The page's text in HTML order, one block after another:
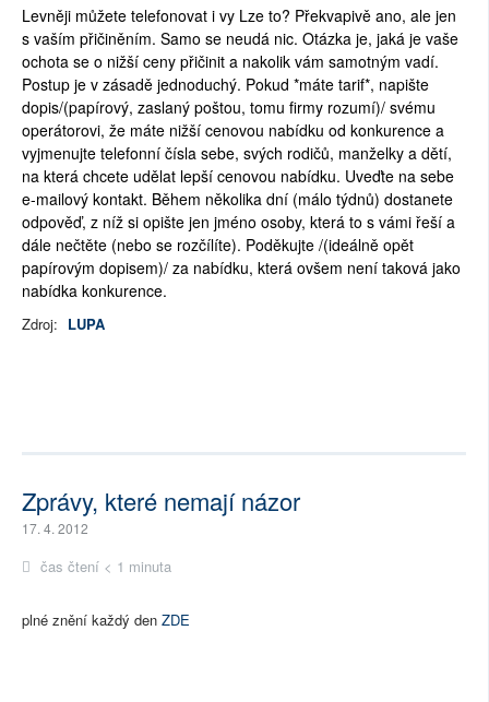
Levněji můžete telefonovat i vy Lze to? Překvapivě ano, ale jen
s vaším přičiněním. Samo se neudá nic. Otázka je, jaká je vaše
ochota se o nižší ceny přičinit a nakolik vám samotným vadí.
Postup je v zásadě jednoduchý. Pokud *máte tarif*, napište
dopis/(papírový, zaslaný poštou, tomu firmy rozumí)/ svému
operátorovi, že máte nižší cenovou nabídku od konkurence a
vyjmenujte telefonní čísla sebe, svých rodičů, manželky a dětí,
na která chcete udělat lepší cenovou nabídku. Uveďte na sebe
e-mailový kontakt. Během několika dní (málo týdnů) dostanete
odpověď, z níž si opište jen jméno osoby, která to s vámi řeší a
dále nečtěte (nebo se rozčílíte). Poděkujte /(ideálně opět
papírovým dopisem)/ za nabídku, která ovšem není taková jako
nabídka konkurence.
Zdroj: LUPA
Zprávy, které nemají názor
17. 4. 2012
čas čtení < 1 minuta
plné znění každý den ZDE